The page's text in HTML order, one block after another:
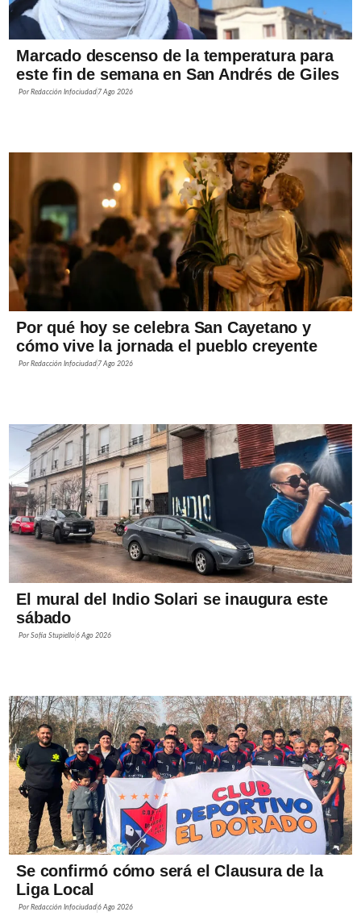
Marcado descenso de la temperatura para
este fin de semana en San Andrés de Giles
PorRedacción Infociudad 7 Ago 2026
Por qué hoy se celebra San Cayetano y
cómo vive la jornada el pueblo creyente
PorRedacción Infociudad 7 Ago 2026
El mural del Indio Solari se inaugura este
sábado
PorSofía Stupiello6 Ago 2026
Se confirmó cómo será el Clausura de la
Liga Local
PorRedacción Infociudad6 Ago 2026